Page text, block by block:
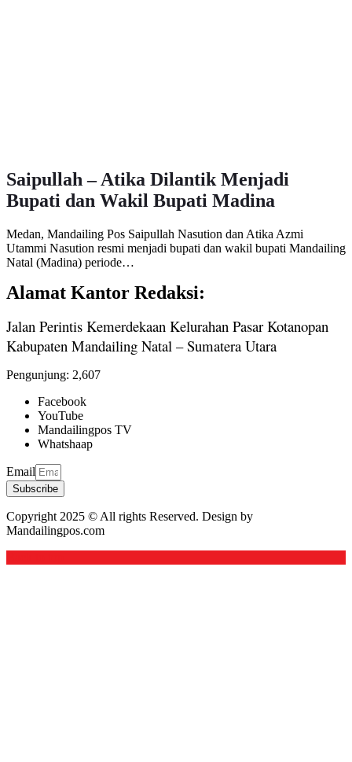
Saipullah – Atika Dilantik Menjadi
Bupati dan Wakil Bupati Madina
Medan, Mandailing Pos Saipullah Nasution dan Atika Azmi
Utammi Nasution resmi menjadi bupati dan wakil bupati Mandailing
Natal (Madina) periode…
Alamat Kantor Redaksi:
Jalan Perintis Kemerdekaan Kelurahan Pasar Kotanopan
Kabupaten Mandailing Natal – Sumatera Utara
Pengunjung: 2,607
Facebook
YouTube
Mandailingpos TV
Whatshaap
Email
Subscribe
Copyright 2025 © All rights Reserved. Design by
Mandailingpos.com